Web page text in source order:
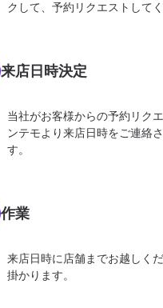
クして、予約リクエストして
来店日時決定
当社がお客様からの予約リク
ンテモより来店日時をご連絡
す。
作業
来店日時に店舗までお越しく
掛かります。